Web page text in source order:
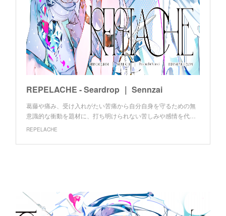
REPELACHE - Seardrop ｜ Sennzai
葛藤や痛み、受け入れがたい苦痛から自分自身を守るための無
意識的な衝動を題材に、打ち明けられない苦しみや感情を代…
REPELACHE